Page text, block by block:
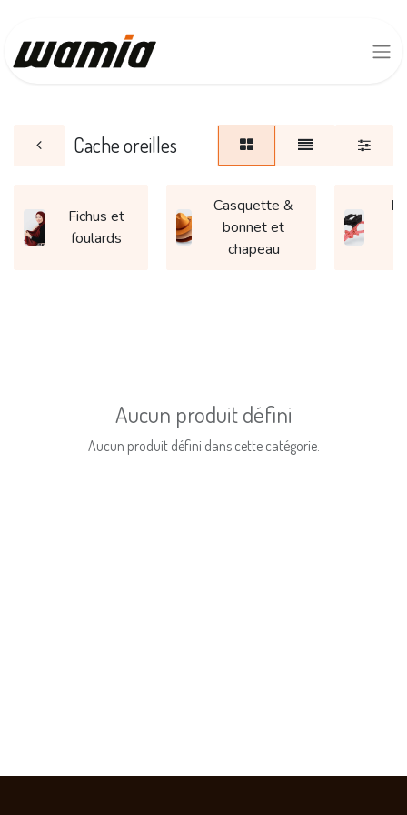
Cache oreilles
Fichus et
foulards
Casquette &
bonnet et
chapeau
Aucun produit défini
Aucun produit défini dans cette catégorie.